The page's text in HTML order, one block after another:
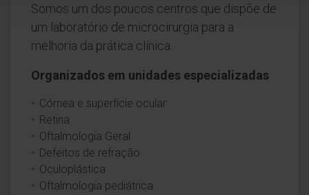
Somos um dos poucos centros que dispõe de
um laboratório de microcirurgia para a
melhoria da prática clínica.
Organizados em unidades especializadas
Córnea e superfície ocular
Retina
Oftalmologia Geral
Defeitos de refração
Oculoplástica
Oftalmologia pediátrica